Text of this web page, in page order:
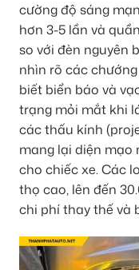
cường độ sáng
hơn 3-5 lần và
so với đèn nguyên
nhìn rõ các
biết biển báo và
trạng mỏi mắt khi
các thấu kính
mang lại diện mạo
cho chiếc xe. Các
thọ cao, lên đến
chi phí thay thế và